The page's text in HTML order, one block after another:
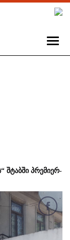
შტაბში პრემიერ-